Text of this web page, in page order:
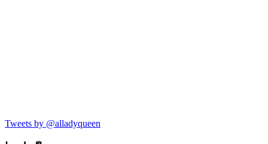
Tweets by @alladyqueen